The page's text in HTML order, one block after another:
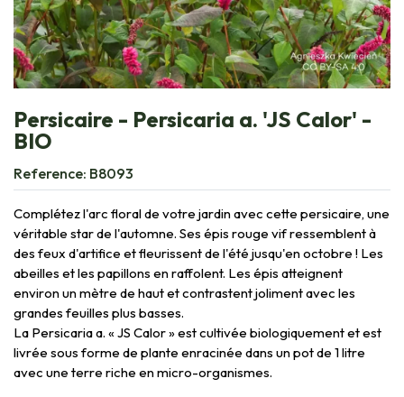
Persicaire - Persicaria a. 'JS Calor' -
BIO
Reference: B8093
Complétez l'arc floral de votre jardin avec cette persicaire, une
véritable star de l'automne. Ses épis rouge vif ressemblent à
des feux d'artifice et fleurissent de l'été jusqu'en octobre ! Les
abeilles et les papillons en raffolent. Les épis atteignent
environ un mètre de haut et contrastent joliment avec les
grandes feuilles plus basses.
La Persicaria a. « JS Calor » est cultivée biologiquement et est
livrée sous forme de plante enracinée dans un pot de 1 litre
avec une terre riche en micro-organismes.